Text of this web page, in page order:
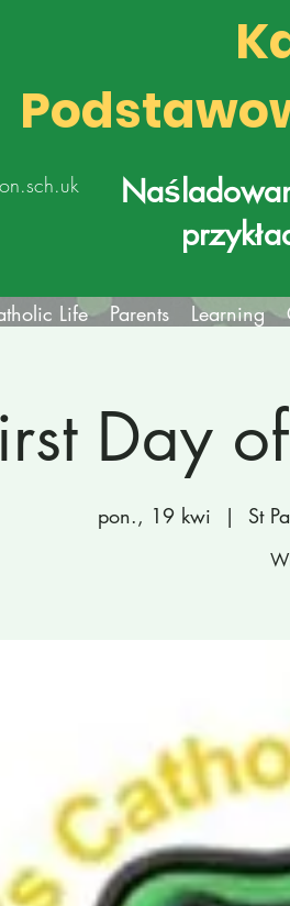
Life Parents Learning
Day
pon., 19 kwi
  |
St